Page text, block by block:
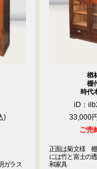
ガラス
楢
棚
時代
iD：
33,000円
ご売
正面は菊文様　
には竹と富士の
和家具